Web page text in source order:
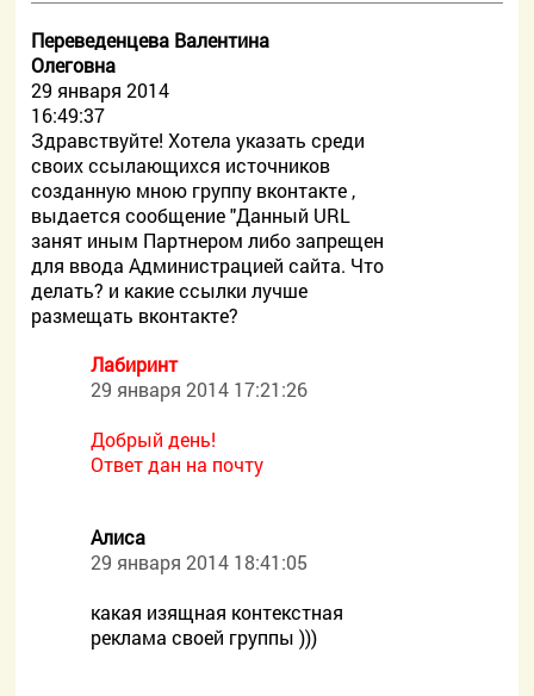
Переведенцева Валентина
Олеговна
29 января 2014
16:49:37
Здравствуйте! Хотела указать среди
своих ссылающихся источников
созданную мною группу вконтакте ,
выдается сообщение "Данный URL
занят иным Партнером либо запрещен
для ввода Администрацией сайта. Что
делать? и какие ссылки лучше
размещать вконтакте?
Лабиринт
29 января 2014 17:21:26
Добрый день!
Ответ дан на почту
Алиса
29 января 2014 18:41:05
какая изящная контекстная
реклама своей группы )))